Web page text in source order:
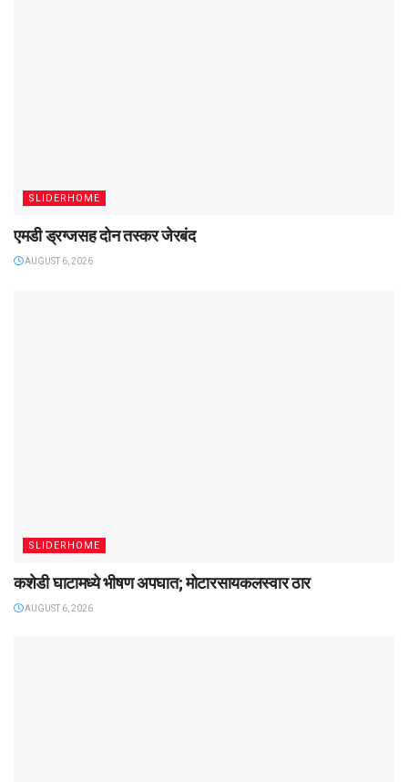
SLIDERHOME
एमडी ड्रग्जसह दोन तस्कर जेरबंद
AUGUST 6, 2026
SLIDERHOME
कशेडी घाटामध्ये भीषण अपघात; मोटारसायकलस्वार ठार
AUGUST 6, 2026